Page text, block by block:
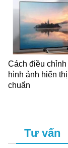
Cách điều
hình ảnh hiển
chuẩn
Tư vấn